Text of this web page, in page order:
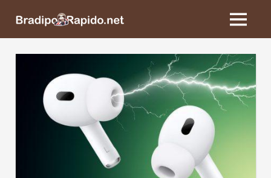
BradipoRapido.net
MENU